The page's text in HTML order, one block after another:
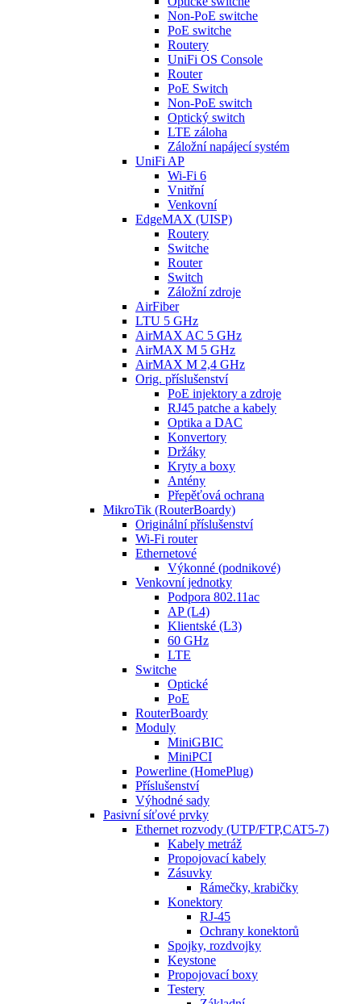
Non-PoE switche
PoE switche
Routery
UniFi OS Console
Router
PoE Switch
Non-PoE switch
Optický switch
LTE záloha
Záložní napájecí systém
UniFi AP
Wi-Fi 6
Vnitřní
Venkovní
EdgeMAX (UISP)
Routery
Switche
Router
Switch
Záložní zdroje
AirFiber
LTU 5 GHz
AirMAX AC 5 GHz
AirMAX M 5 GHz
AirMAX M 2,4 GHz
Orig. příslušenství
PoE injektory a zdroje
RJ45 patche a kabely
Optika a DAC
Konvertory
Držáky
Kryty a boxy
Antény
Přepěťová ochrana
MikroTik (RouterBoardy)
Originální příslušenství
Wi-Fi router
Ethernetové
Výkonné (podnikové)
Venkovní jednotky
Podpora 802.11ac
AP (L4)
Klientské (L3)
60 GHz
LTE
Switche
Optické
PoE
RouterBoardy
Moduly
MiniGBIC
MiniPCI
Powerline (HomePlug)
Příslušenství
Výhodné sady
Pasivní síťové prvky
Ethernet rozvody (UTP/FTP,CAT5-7)
Kabely metráž
Propojovací kabely
Zásuvky
Rámečky, krabičky
Konektory
RJ-45
Ochrany konektorů
Spojky, rozdvojky
Keystone
Propojovací boxy
Testery